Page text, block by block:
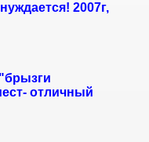
2007г,
отличный